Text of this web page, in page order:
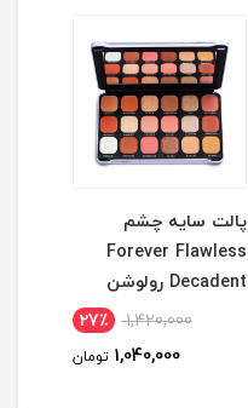
پالت سایه چشم
Forever Flawless
Decadent رولوشن
1,420,000 27٪
1,040,000 تومان